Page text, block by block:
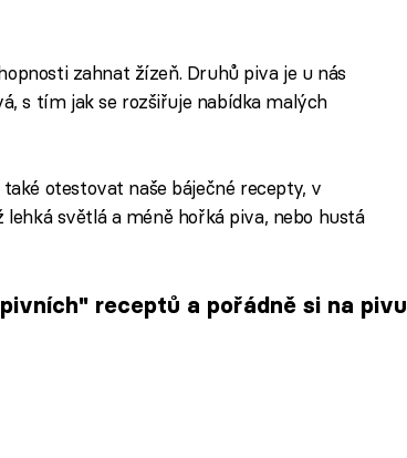
zahnat žízeň. Druhů piva je u nás
s tím jak se rozšiřuje nabídka malých
otestovat naše báječné recepty, v
světlá a méně hořká piva, nebo hustá
receptů a pořádně si na pivu